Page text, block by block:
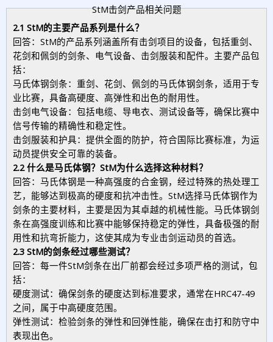
StM击剑产品相关问题
2.1 StM的主要产品系列是什么？
回答：StM的产品系列涵盖所有击剑项目的设备，包括重剑、
花剑和佩剑的剑条、电气设备、击剑服装和配件。主要产品包
括：
马氏体钢剑条：重剑、花剑、佩剑的马氏体钢剑条，适用于专
业比赛，具备高硬度、高弹性和出色的耐用性。
击剑电气设备：包括电缆、导电衣、测试设备等，确保比赛中
信号传输的精确性和稳定性。
击剑服装和护具：提供全面的防护，符合国际比赛标准，为运
动员提供安全可靠的装备。
2.2 什么是马氏体钢？StM为什么选择这种材料？
回答：马氏体钢是一种高强度的合金钢，经过特殊的热处理工
艺，能够达到极高的硬度和抗冲击性。StM选择马氏体钢作为
剑条的主要材料，主要是因为其卓越的机械性能。马氏体钢剑
条在高强度训练和比赛中能够保持稳定的弹性，具备极强的耐
用性和抗弯折能力，这使其成为专业击剑运动员的首选。
2.3 StM的剑条经过哪些测试？
回答：每一件StM剑条在出厂前都会经过多项严格的测试，包
括：
硬度测试：确保剑条的硬度达到标准要求，通常在HRC47-49
之间，属于中高硬度范围。
弹性测试：检验剑条的弹性和回弹性能，确保在击打和防守中
表现出色。